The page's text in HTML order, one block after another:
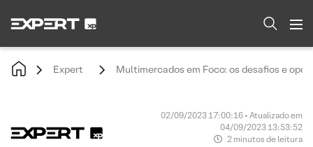
Expert Multimercados em Foco: os desafios e
02/09/2023 17:00:16 • Atualizado em
04/09/2023 13:53:52
2 minutos de leitura